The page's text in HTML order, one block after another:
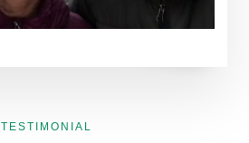
TESTIMONIAL